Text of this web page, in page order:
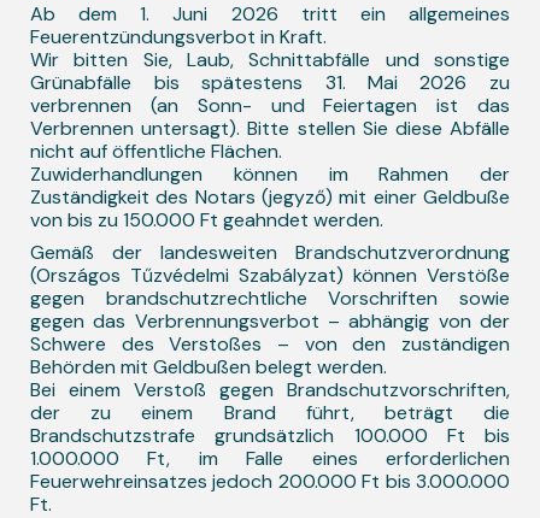
Ab dem 1. Juni 2026 tritt ein allgemeines
Feuerentzündungsverbot in Kraft.
Wir bitten Sie, Laub, Schnittabfälle und sonstige
Grünabfälle bis spätestens 31. Mai 2026 zu
verbrennen (an Sonn- und Feiertagen ist das
Verbrennen untersagt). Bitte stellen Sie diese Abfälle
nicht auf öffentliche Flächen.
Zuwiderhandlungen können im Rahmen der
Zuständigkeit des Notars (jegyző) mit einer Geldbuße
von bis zu 150.000 Ft geahndet werden.
Gemäß der landesweiten Brandschutzverordnung
(Országos Tűzvédelmi Szabályzat) können Verstöße
gegen brandschutzrechtliche Vorschriften sowie
gegen das Verbrennungsverbot – abhängig von der
Schwere des Verstoßes – von den zuständigen
Behörden mit Geldbußen belegt werden.
Bei einem Verstoß gegen Brandschutzvorschriften,
der zu einem Brand führt, beträgt die
Brandschutzstrafe grundsätzlich 100.000 Ft bis
1.000.000 Ft, im Falle eines erforderlichen
Feuerwehreinsatzes jedoch 200.000 Ft bis 3.000.000
Ft.